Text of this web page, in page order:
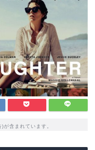
が含まれています。